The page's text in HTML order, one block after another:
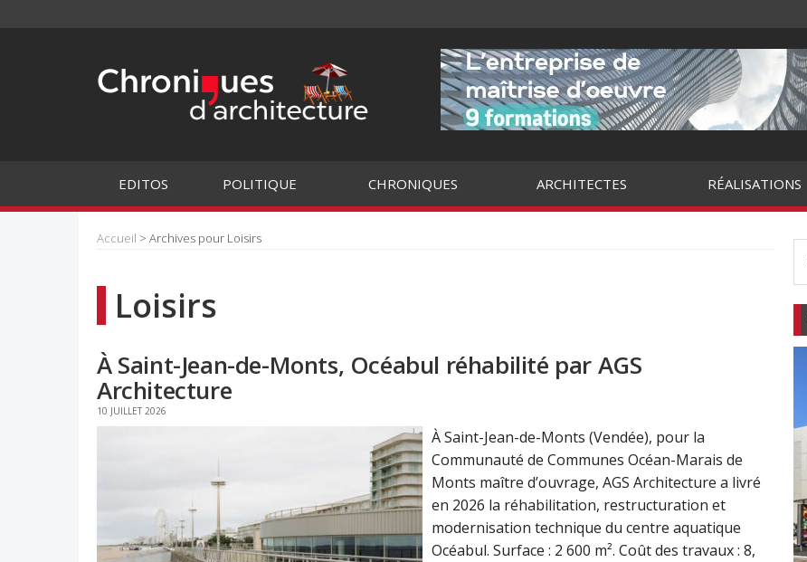
EDITOS POLITIQUE CHRONIQUES ARCHITECTES RÉALISATIONS
Accueil > Archives pour Loisirs
Loisirs
À Saint-Jean-de-Monts, Océabul réhabilité par AGS
Architecture
10 JUILLET 2026
À Saint-Jean-de-Monts (Vendée), pour la
Communauté de Communes Océan-Marais de
Monts maître d’ouvrage, AGS Architecture a livré
en 2026 la réhabilitation, restructuration et
modernisation technique du centre aquatique
Océabul. Surface : 2 600 m². Coût des travaux : 8,